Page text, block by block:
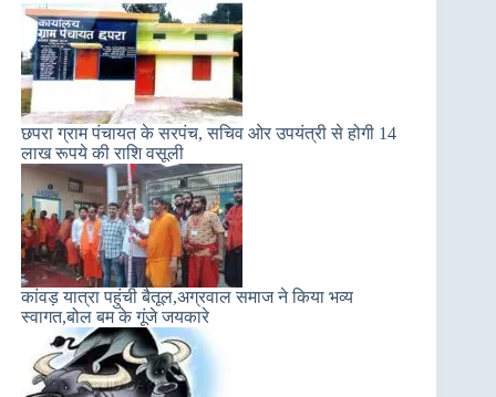
छपरा ग्राम पंचायत के सरपंच, सचिव ओर उपयंत्री से होगी 14
लाख रूपये की राशि वसूली
कांवड़ यात्रा पहुंची बैतूल,अग्रवाल समाज ने किया भव्य
स्वागत,बोल बम के गूंजे जयकारे